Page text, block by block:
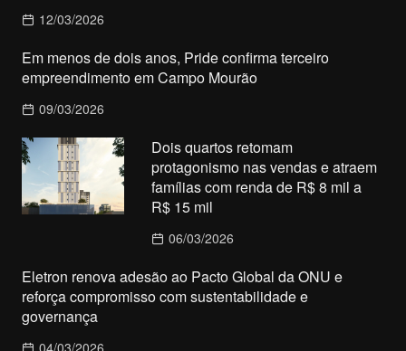
12/03/2026
Em menos de dois anos, Pride confirma terceiro
empreendimento em Campo Mourão
09/03/2026
Dois quartos retomam
protagonismo nas vendas e atraem
famílias com renda de R$ 8 mil a
R$ 15 mil
06/03/2026
Eletron renova adesão ao Pacto Global da ONU e
reforça compromisso com sustentabilidade e
governança